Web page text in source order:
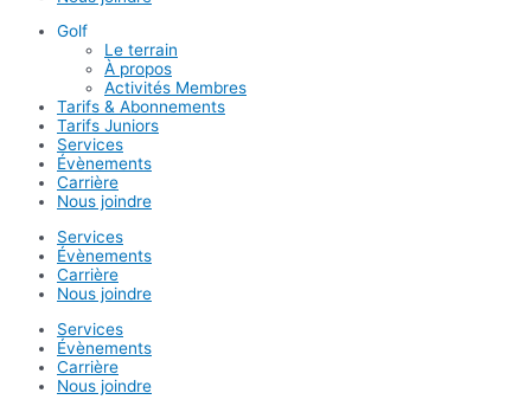
Golf
Le terrain
À propos
Activités Membres
Tarifs & Abonnements
Tarifs Juniors
Services
Évènements
Carrière
Nous joindre
Services
Évènements
Carrière
Nous joindre
Services
Évènements
Carrière
Nous joindre